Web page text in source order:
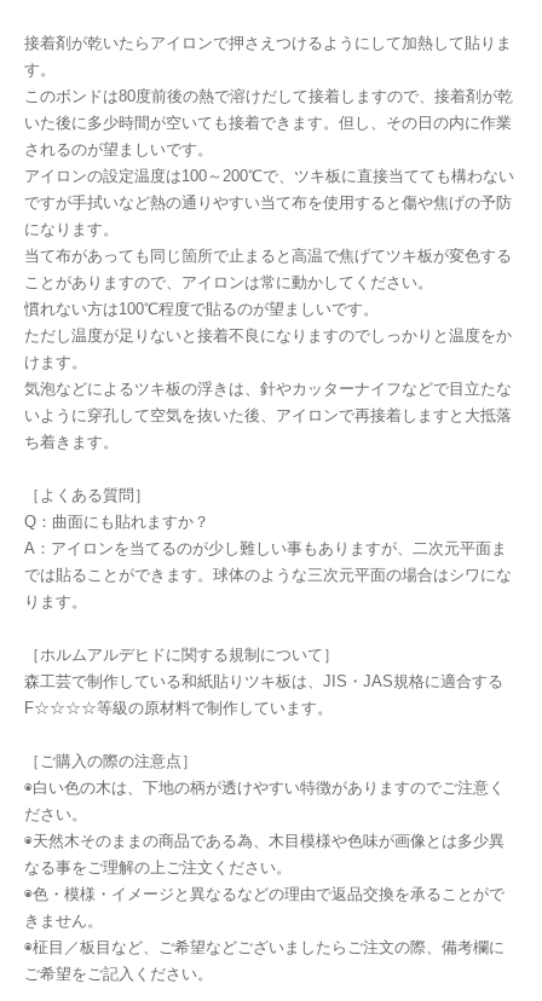
接着剤が乾いたらアイロンで押さえつけるようにして加熱して貼りま
す。
このボンドは80度前後の熱で溶けだして接着しますので、接着剤が乾
いた後に多少時間が空いても接着できます。但し、その日の内に作業
されるのが望ましいです。
アイロンの設定温度は100～200℃で、ツキ板に直接当てても構わない
ですが手拭いなど熱の通りやすい当て布を使用すると傷や焦げの予防
になります。
当て布があっても同じ箇所で止まると高温で焦げてツキ板が変色する
ことがありますので、アイロンは常に動かしてください。
慣れない方は100℃程度で貼るのが望ましいです。
ただし温度が足りないと接着不良になりますのでしっかりと温度をか
けます。
気泡などによるツキ板の浮きは、針やカッターナイフなどで目立たな
いように穿孔して空気を抜いた後、アイロンで再接着しますと大抵落
ち着きます。
［よくある質問］
Q：曲面にも貼れますか？
A：アイロンを当てるのが少し難しい事もありますが、二次元平面ま
では貼ることができます。球体のような三次元平面の場合はシワにな
ります。
［ホルムアルデヒドに関する規制について］
森工芸で制作している和紙貼りツキ板は、JIS・JAS規格に適合する
F☆☆☆☆等級の原材料で制作しています。
［ご購入の際の注意点］
◉白い色の木は、下地の柄が透けやすい特徴がありますのでご注意く
ださい。
◉天然木そのままの商品である為、木目模様や色味が画像とは多少異
なる事をご理解の上ご注文ください。
◉色・模様・イメージと異なるなどの理由で返品交換を承ることがで
きません。
◉柾目／板目など、ご希望などございましたらご注文の際、備考欄に
ご希望をご記入ください。